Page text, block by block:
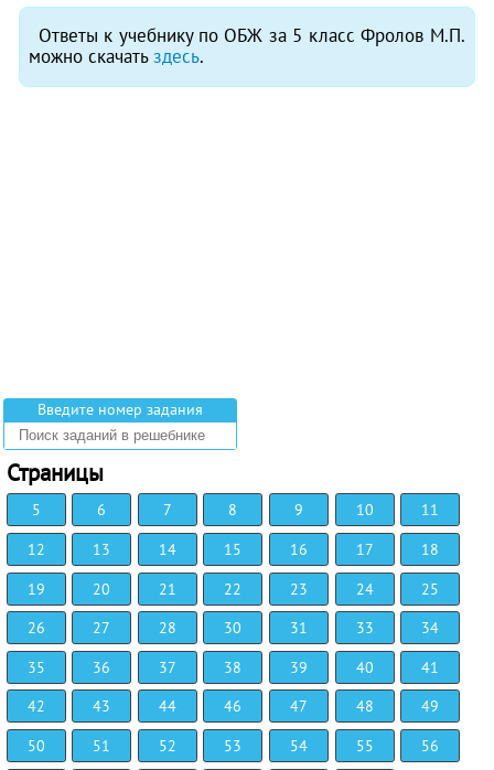
Ответы к учебнику по ОБЖ за 5 класс Фролов М.П.
можно скачатьздесь.
Введите номер задания
Страницы
5 6 7 8 9 10
11
12
13 14 15 16 17
18
19
20 21 22 23 24
25
26
27 28 30 31 33
34
35
36 37 38 39 40
41
42
43 44 46 47 48
49
50
51 52 53 54 55
56